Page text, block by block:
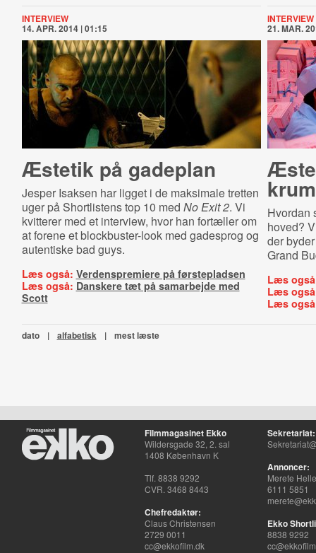
INTERVIEW
14. APR. 2014 | 01:15
Æstetik på gadeplan
Jesper Isaksen har ligget i de maksimale tretten
uger på Shortlistens top 10 med No Exit 2. Vi
kvitterer med et interview, hvor han fortæller om
at forene et blockbuster-look med gadesprog og
autentiske bad guys.
Læs også: Verdenspremiere på førstepladsen
Læs også: Danskere tæt på samarbejde med
Scott
INTERVIEW
21. MAR.
Hvordan
hoved?
der
Grand
Læs
Læs
Læs
dato | alfabetisk | mest læste
Filmmagasinet Ekko
Wildersgade 32, 2. sal
1408 København K
Tlf. 8838 9292
CVR. 3468 8443
Chefredaktør:
Claus Christensen
2729 0011
cc@ekkofilm.dk
Sekretariat:
Annoncer:
Merete
6111 5851
Ekko
8838 9292